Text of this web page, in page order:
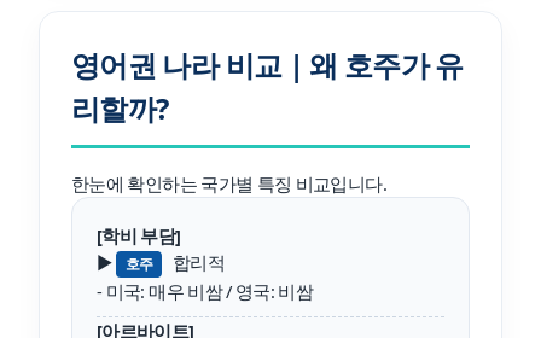
영어권 나라 비교 | 왜 호주가 유
리할까?
한눈에 확인하는 국가별 특징 비교입니다.
[학비 부담]
▶
호주
합리적
- 미국: 매우 비쌈 / 영국: 비쌈
[아르바이트]